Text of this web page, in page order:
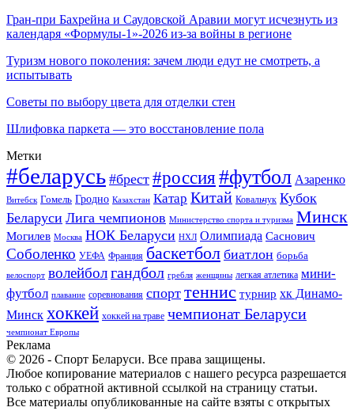
Гран-при Бахрейна и Саудовской Аравии могут исчезнуть из
календаря «Формулы-1»-2026 из-за войны в регионе
Туризм нового поколения: зачем люди едут не смотреть, а
испытывать
Советы по выбору цвета для отделки стен
Шлифовка паркета — это восстановление пола
Метки
#беларусь #брест #россия#футбол Азаренко
Витебск Гомель Гродно Казахстан Катар Китай Ковальчук Кубок
Беларуси Лига чемпионов Министерство спорта и туризма Минск
Могилев Москва НОК Беларуси НХЛ Олимпиада Саснович
Соболенко УЕФА Франция баскетбол биатлон борьба
велоспорт волейболгандбол гребля женщины легкая атлетика мини-
футбол плавание соревнования спорт теннис турнир хк Динамо-
Минск хоккей хоккей на траве чемпионат Беларуси
чемпионат Европы
Реклама
© 2026 - Спорт Беларуси. Все права защищены.
Любое копирование материалов с нашего ресурса разрешается
только с обратной активной ссылкой на страницу статьи.
Все материалы опубликованные на сайте взяты с открытых